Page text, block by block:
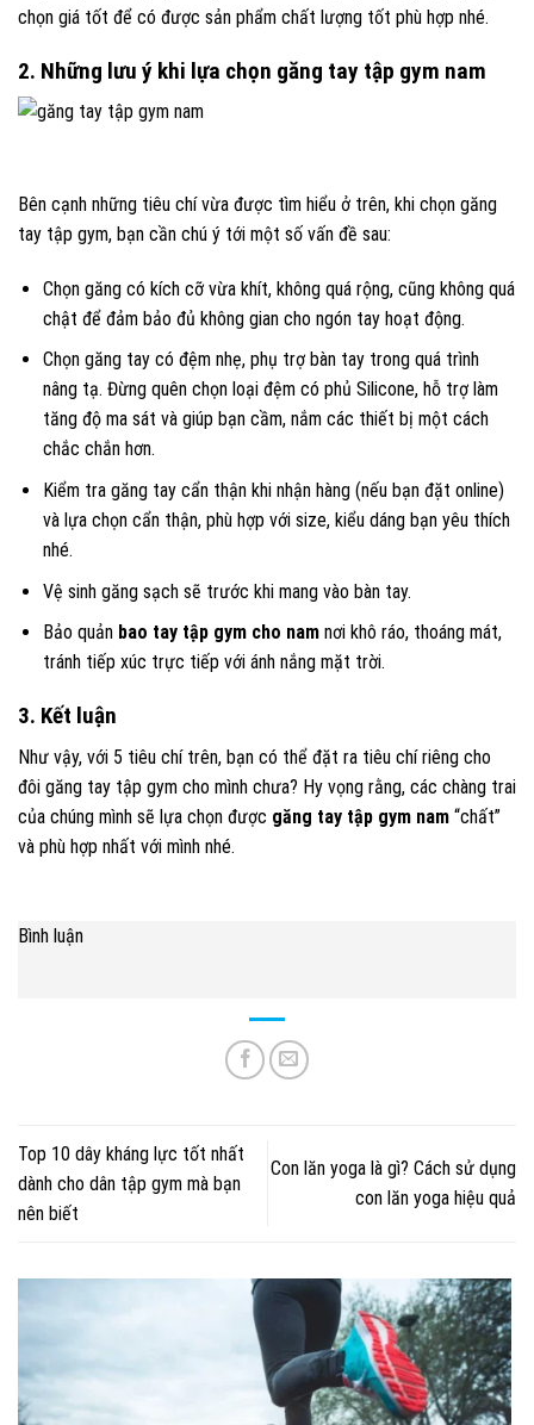
chọn giá tốt để có được sản phẩm chất lượng tốt phù hợp nhé.
2. Những lưu ý khi lựa chọn găng tay tập gym nam
Bên cạnh những tiêu chí vừa được tìm hiểu ở trên, khi chọn găng
tay tập gym, bạn cần chú ý tới một số vấn đề sau:
Chọn găng có kích cỡ vừa khít, không quá rộng, cũng không quá
chật để đảm bảo đủ không gian cho ngón tay hoạt động.
Chọn găng tay có đệm nhẹ, phụ trợ bàn tay trong quá trình
nâng tạ. Đừng quên chọn loại đệm có phủ Silicone, hỗ trợ làm
tăng độ ma sát và giúp bạn cầm, nắm các thiết bị một cách
chắc chắn hơn.
Kiểm tra găng tay cẩn thận khi nhận hàng (nếu bạn đặt online)
và lựa chọn cẩn thận, phù hợp với size, kiểu dáng bạn yêu thích
nhé.
Vệ sinh găng sạch sẽ trước khi mang vào bàn tay.
Bảo quản bao tay tập gym cho namnơi khô ráo, thoáng mát,
tránh tiếp xúc trực tiếp với ánh nắng mặt trời.
3. Kết luận
Như vậy, với 5 tiêu chí trên, bạn có thể đặt ra tiêu chí riêng cho
đôi găng tay tập gym cho mình chưa? Hy vọng rằng, các chàng trai
của chúng mình sẽ lựa chọn được găng tay tập gym nam “chất”
và phù hợp nhất với mình nhé.
Bình luận
Top 10 dây kháng lực tốt nhất
dành cho dân tập gym mà bạn
nên biết
Con lăn yoga là gì? Cách sử dụng
con lăn yoga hiệu quả